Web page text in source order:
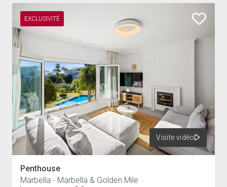
à-terre de prestige ou réaliser un investissement
patrimonial de premier ordre, cet appartement réunit
tous les critères d’un bien d’exception. Son
emplacement en première ligne de mer, la qualité de sa
rénovation, ses prestations haut de gamme et la
renommée de la résidence Grey d'Albion en font une
opportunité rare sur le marché immobilier de Marbella.
EXCLUSIVITÉ
Visite vidéo
Penthouse
Marbella - Marbella & Golden Mile